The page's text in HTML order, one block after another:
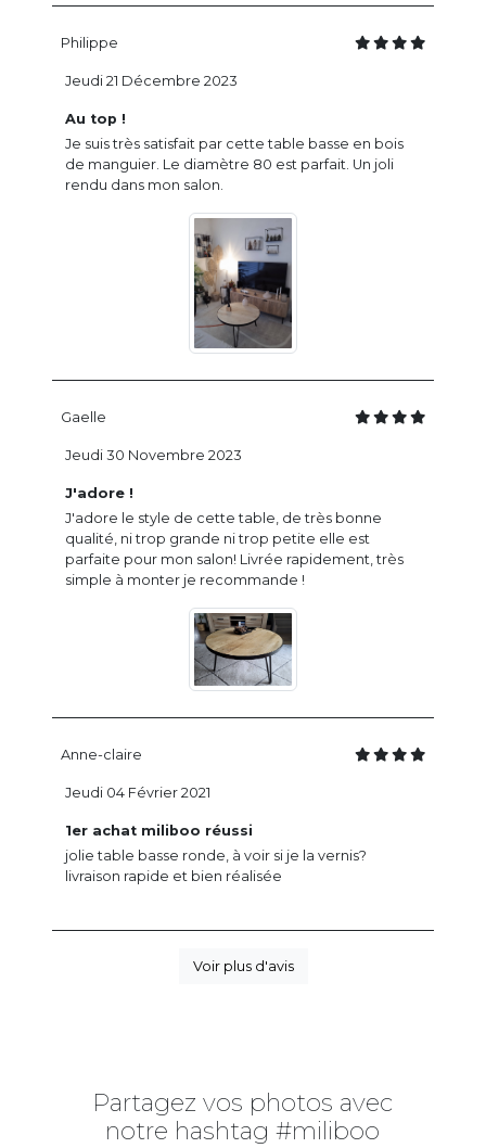
Philippe
Au top !
Je suis très satisfait par cette table basse en bois
de manguier. Le diamètre 80 est parfait. Un joli
rendu dans mon salon.
Jeudi 21 Décembre 2023
Gaelle
J'adore !
J'adore le style de cette table, de très bonne
qualité, ni trop grande ni trop petite elle est
parfaite pour mon salon! Livrée rapidement, très
simple à monter je recommande !
Jeudi 30 Novembre 2023
Anne-claire
1er achat miliboo réussi
jolie table basse ronde, à voir si je la vernis?
livraison rapide et bien réalisée
Jeudi 04 Février 2021
Voir plus d'avis
Partagez vos photos avec
notre hashtag #miliboo